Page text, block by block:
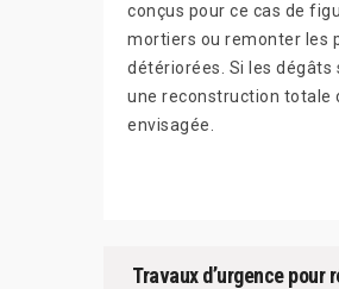
conçus pour ce cas de
mortiers ou remonter les
détériorées. Si les
une reconstruction totale
envisagée.
Travaux d’urgence pour